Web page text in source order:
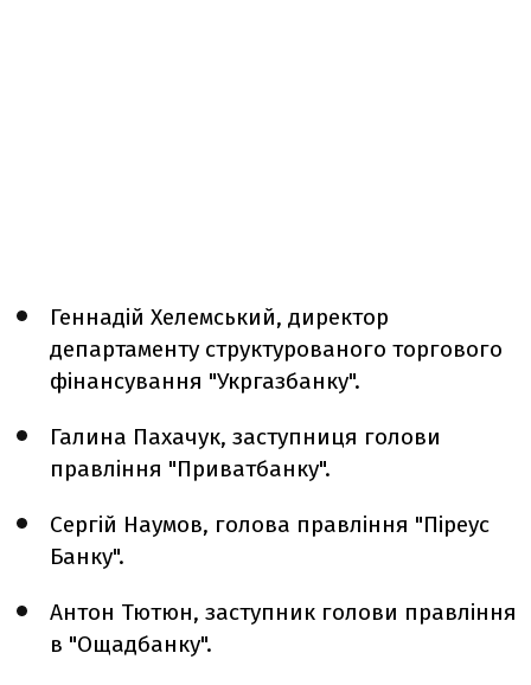
Геннадій Хелемський, директор
департаменту структурованого торгового
фінансування "Укргазбанку".
Галина Пахачук, заступниця голови
правління "Приватбанку".
Сергій Наумов, голова правління "Піреус
Банку".
Антон Тютюн, заступник голови правління
в "Ощадбанку".